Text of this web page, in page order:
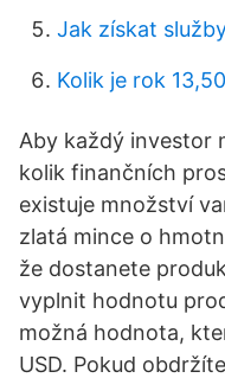
Jak získat
Kolik je rok
Aby každý investor
kolik finančních
existuje množství
zlatá mince o
že dostanete
vyplnit hodnotu
možná hodnota,
USD. Pokud